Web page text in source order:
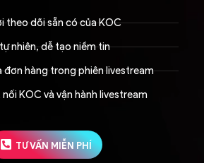
theo dõi sẵn có của KOC
nhiên, dễ tạo niềm tin
đơn hàng trong phiên livestream
KOC và vận hành livestream
TƯ VẤN MIỄN PHÍ